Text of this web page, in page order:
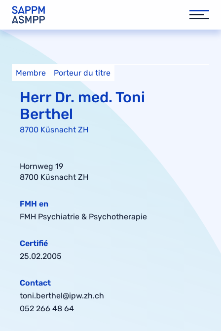
Membre Porteur du titre
Herr Dr. med. Toni
Berthel
8700 Küsnacht ZH
Hornweg 19
8700 Küsnacht ZH
FMH en
FMH Psychiatrie & Psychotherapie
Certifié
25.02.2005
Contact
toni.berthel@ipw.zh.ch
052 266 48 64